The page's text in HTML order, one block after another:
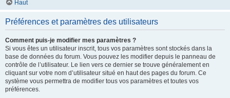
Haut
Préférences et paramètres des utilisateurs
Comment puis-je modifier mes paramètres ?
Si vous êtes un utilisateur inscrit, tous vos paramètres sont stockés dans la
base de données du forum. Vous pouvez les modifier depuis le panneau de
contrôle de l’utilisateur. Le lien vers ce dernier se trouve généralement en
cliquant sur votre nom d’utilisateur situé en haut des pages du forum. Ce
système vous permettra de modifier tous vos paramètres et toutes vos
préférences.